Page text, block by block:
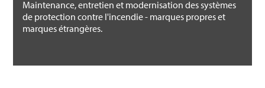
Maintenance, entretien et modernisation des systèmes
de protection contre l'incendie - marques propres et
marques étrangères.